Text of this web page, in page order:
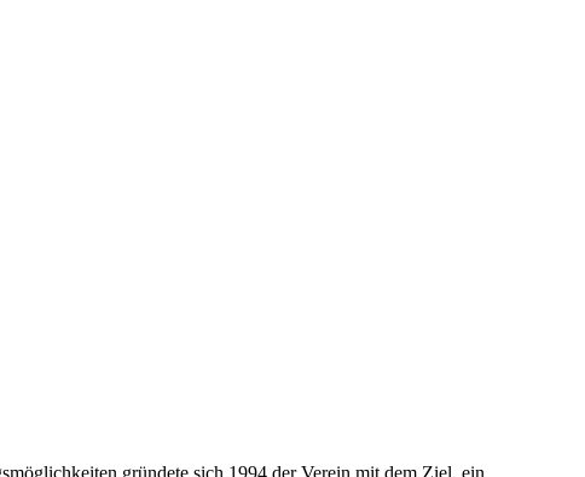
gründete sich 1994 der Verein mit dem Ziel, ein